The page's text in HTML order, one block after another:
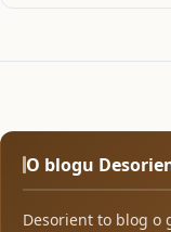
O blogu
Desorient to blog o